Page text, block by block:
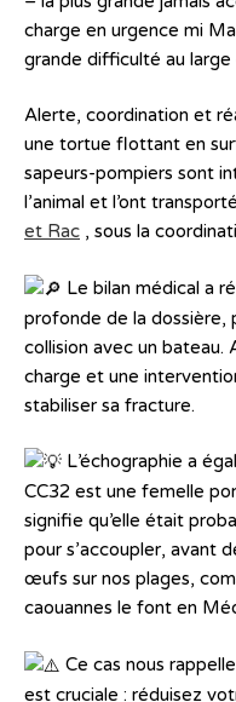
charge en urgence mi
grande difficulté au large
Alerte, coordination et
une tortue flottant en
sapeurs-pompiers sont
l’animal et l’ont
et Rac , sous la
Le bilan médical a
profonde de la dossière,
collision avec un bateau.
charge et une
stabiliser sa fracture.
L’échographie a
CC32 est une femelle
signifie qu’elle était
pour s’accoupler, avant
œufs sur nos plages,
caouannes le font en
Ce cas nous
est cruciale : réduisez